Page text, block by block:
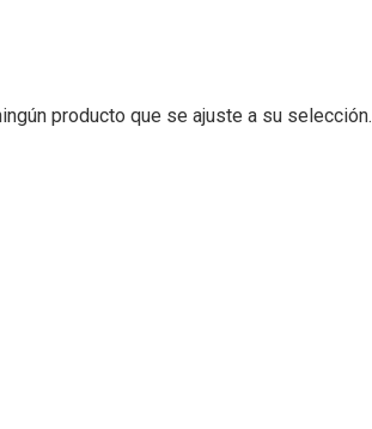
producto que se ajuste a su selección.